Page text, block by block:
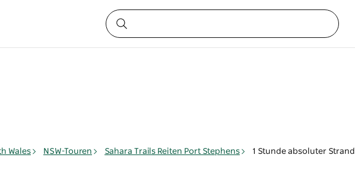
Wales NSW-Touren Sahara Trails Reiten Port Stephens 1 Stunde absoluter